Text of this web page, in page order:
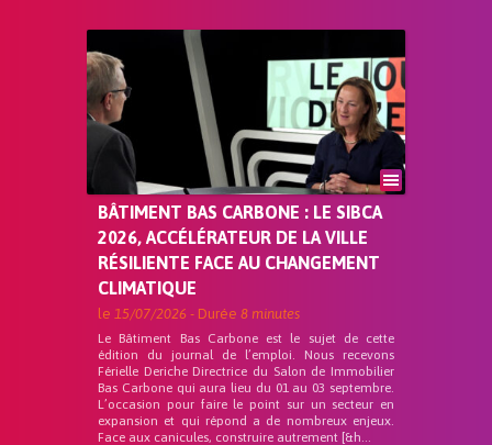
BÂTIMENT BAS CARBONE : LE SIBCA
2026, ACCÉLÉRATEUR DE LA VILLE
RÉSILIENTE FACE AU CHANGEMENT
CLIMATIQUE
le 15/07/2026 - Durée 8 minutes
Le Bâtiment Bas Carbone est le sujet de cette
édition du journal de l’emploi. Nous recevons
Férielle Deriche Directrice du Salon de Immobilier
Bas Carbone qui aura lieu du 01 au 03 septembre.
L’occasion pour faire le point sur un secteur en
expansion et qui répond a de nombreux enjeux.
Face aux canicules, construire autrement [&h...